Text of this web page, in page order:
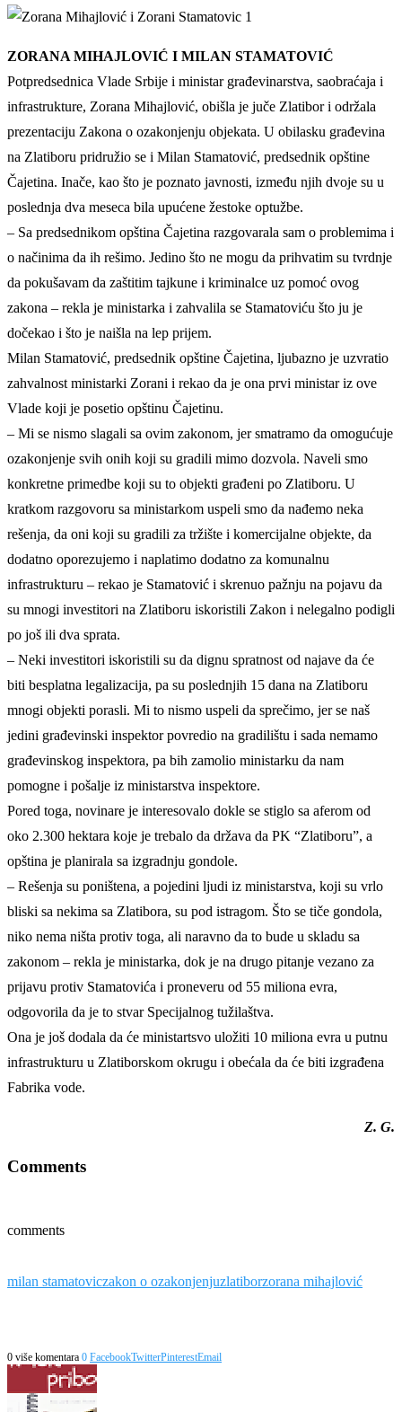
ZORANA MIHAJLOVIĆ I MILAN STAMATOVIĆ
Potpredsednica Vlade Srbije i ministar građevinarstva, saobraćaja i
infrastrukture, Zorana Mihajlović, obišla je juče Zlatibor i održala
prezentaciju Zakona o ozakonjenju objekata. U obilasku građevina
na Zlatiboru pridružio se i Milan Stamatović, predsednik opštine
Čajetina. Inače, kao što je poznato javnosti, između njih dvoje su u
poslednja dva meseca bila upućene žestoke optužbe.
– Sa predsednikom opština Čajetina razgovarala sam o problemima i
o načinima da ih rešimo. Jedino što ne mogu da prihvatim su tvrdnje
da pokušavam da zaštitim tajkune i kriminalce uz pomoć ovog
zakona – rekla je ministarka i zahvalila se Stamatoviću što ju je
dočekao i što je naišla na lep prijem.
Milan Stamatović, predsednik opštine Čajetina, ljubazno je uzvratio
zahvalnost ministarki Zorani i rekao da je ona prvi ministar iz ove
Vlade koji je posetio opštinu Čajetinu.
– Mi se nismo slagali sa ovim zakonom, jer smatramo da omogućuje
ozakonjenje svih onih koji su gradili mimo dozvola. Naveli smo
konkretne primedbe koji su to objekti građeni po Zlatiboru. U
kratkom razgovoru sa ministarkom uspeli smo da nađemo neka
rešenja, da oni koji su gradili za tržište i komercijalne objekte, da
dodatno oporezujemo i naplatimo dodatno za komunalnu
infrastrukturu – rekao je Stamatović i skrenuo pažnju na pojavu da
su mnogi investitori na Zlatiboru iskoristili Zakon i nelegalno podigli
po još ili dva sprata.
– Neki investitori iskoristili su da dignu spratnost od najave da će
biti besplatna legalizacija, pa su poslednjih 15 dana na Zlatiboru
mnogi objekti porasli. Mi to nismo uspeli da sprečimo, jer se naš
jedini građevinski inspektor povredio na gradilištu i sada nemamo
građevinskog inspektora, pa bih zamolio ministarku da nam
pomogne i pošalje iz ministarstva inspektore.
Pored toga, novinare je interesovalo dokle se stiglo sa aferom od
oko 2.300 hektara koje je trebalo da država da PK “Zlatiboru”, a
opština je planirala sa izgradnju gondole.
– Rešenja su poništena, a pojedini ljudi iz ministarstva, koji su vrlo
bliski sa nekima sa Zlatibora, su pod istragom. Što se tiče gondola,
niko nema ništa protiv toga, ali naravno da to bude u skladu sa
zakonom – rekla je ministarka, dok je na drugo pitanje vezano za
prijavu protiv Stamatovića i proneveru od 55 miliona evra,
odgovorila da je to stvar Specijalnog tužilaštva.
Ona je još dodala da će ministartsvo uložiti 10 miliona evra u putnu
infrastrukturu u Zlatiborskom okrugu i obećala da će biti izgrađena
Fabrika vode.
Z. G.
Comments
comments
milan stamatoviczakon o ozakonjenjuzlatiborzorana mihajlović
0 više komentara 0 FacebookTwitterPinterestEmail